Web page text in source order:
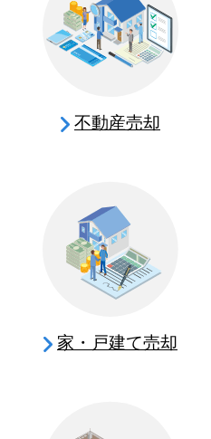
不動産売却
家・戸建て売却